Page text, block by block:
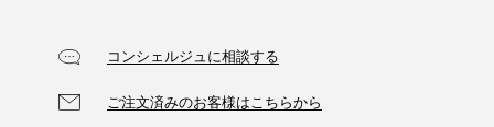
コンシェルジュに相談する
ご注文済みのお客様はこちらから